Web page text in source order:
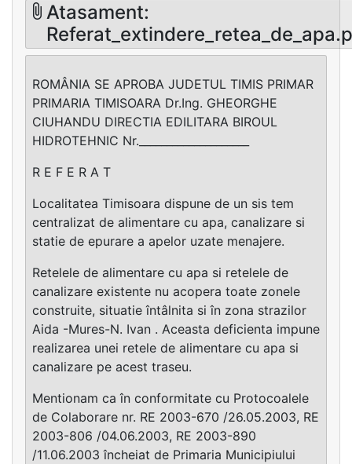
Atasament:
ROMÂNIA SE APROBA JUDETUL TIMIS PRIMAR
PRIMARIA TIMISOARA Dr.Ing. GHEORGHE
CIUHANDU DIRECTIA EDILITARA BIROUL
HIDROTEHNIC Nr.____________________
R E F E R A T
Localitatea Timisoara dispune de un sis tem
centralizat de alimentare cu apa, canalizare si
statie de epurare a apelor uzate menajere.
Retelele de alimentare cu apa si retelele de
canalizare existente nu acopera toate zonele
construite, situatie întâlnita si în zona strazilor
Aida -Mures-N. Ivan . Aceasta deficienta impune
realizarea unei retele de alimentare cu apa si
canalizare pe acest traseu.
Mentionam ca în conformitate cu Protocoalele
de Colaborare nr. RE 2003-670 /26.05.2003, RE
2003-806 /04.06.2003, RE 2003-890
/11.06.2003 încheiat de Primaria Municipiului